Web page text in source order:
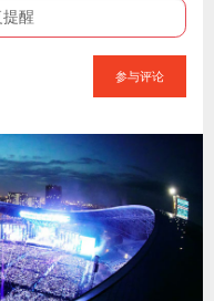
参与评论